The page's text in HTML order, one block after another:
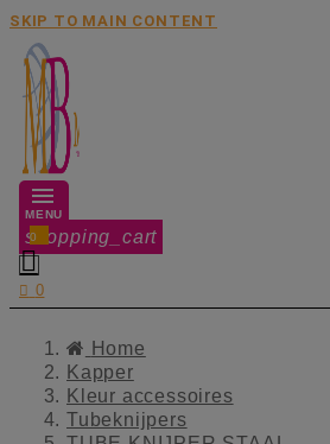
SKIP TO MAIN CONTENT
MENU
shopping_cart
0

 0
Home
Kapper
Kleur accessoires
Tubeknijpers